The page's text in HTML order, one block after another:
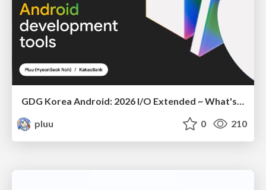
GDG Korea Android: 2026 I/O Extended ~ What's new in Android development tools
pluu
0 210